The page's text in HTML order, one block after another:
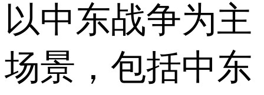
以中东战争为主
场景，包括中东